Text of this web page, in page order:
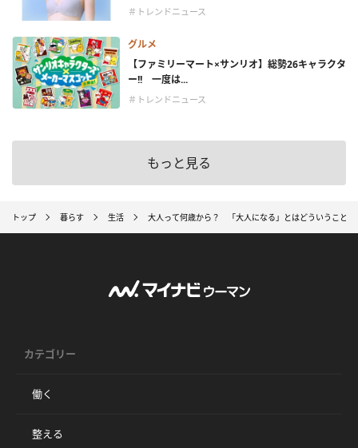
＃トレンドニュース
グルメ
【ファミリーマート×サンリオ】総勢26キャラクタ
ー!! 一度は...
＃トレンドニュース
もっと見る
トップ 暮らす 生活 大人って何歳から？ 「大人になる」とはどういうこと
カテゴリー
働く
整える